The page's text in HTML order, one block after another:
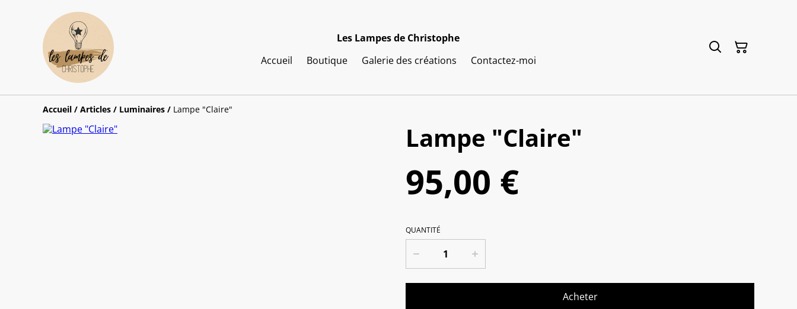
Les Lampes de Christophe
Accueil
Boutique Galerie des créations Contactez-moi
Accueil / Articles / Luminaires / Lampe "Claire"
Lampe "Claire"
95,00 €
QUANTITÉ
Acheter